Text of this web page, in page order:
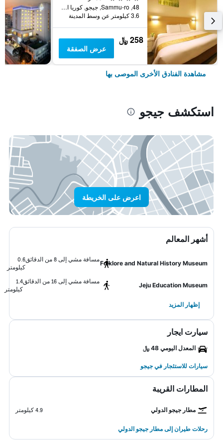
48, Sammu-ro, جيجو, كوريا الجنوبية
3.6 كيلومتر عن وسط المدينة
258 ﷼
عرض الصفقة
مشاهدة الفنادق الأخرى الموصى بها
استكشف جيجو
اعرض على الخريطة
أشهر المعالم
Folklore and Natural History Museum
مسافة مشي إلى 8 من الدقائق
0.6
كيلومتر
Jeju Education Museum
مسافة مشي إلى 16 من الدقائق
1.4
كيلومتر
إظهار المزيد
سيارت ايجار
المعدل اليومي 48 ﷼
سيارات للاستئجار في جيجو
المطارات القريبة
مطار جيجو الدولي 4.9 كيلومتر
رحلات طيران إلى مطار جيجو الدولي